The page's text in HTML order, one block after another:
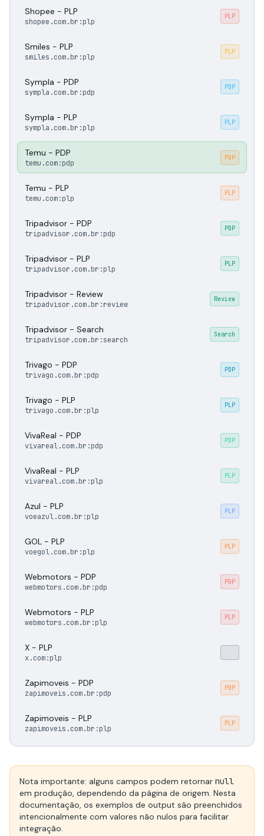
Shopee - PLP
shopee.com.br:plp
PLP
Smiles - PLP
smiles.com.br:plp
PLP
Sympla - PDP
sympla.com.br:pdp
PDP
Sympla - PLP
sympla.com.br:plp
PLP
Temu - PDP
temu.com:pdp
PDP
Temu - PLP
temu.com:plp
PLP
Tripadvisor - PDP
tripadvisor.com.br:pdp
PDP
Tripadvisor - PLP
tripadvisor.com.br:plp
PLP
Tripadvisor - Review
tripadvisor.com.br:review
Review
Tripadvisor - Search
tripadvisor.com.br:search
Search
Trivago - PDP
trivago.com.br:pdp
PDP
Trivago - PLP
trivago.com.br:plp
PLP
VivaReal - PDP
vivareal.com.br:pdp
PDP
VivaReal - PLP
vivareal.com.br:plp
PLP
Azul - PLP
voeazul.com.br:plp
PLP
GOL - PLP
voegol.com.br:plp
PLP
Webmotors - PDP
webmotors.com.br:pdp
PDP
Webmotors - PLP
webmotors.com.br:plp
PLP
X - PLP
x.com:plp
Zapimoveis - PDP
zapimoveis.com.br:pdp
PDP
Zapimoveis - PLP
zapimoveis.com.br:plp
PLP
Nota importante: alguns campos podem retornar null
em produção, dependendo da página de origem. Nesta
documentação, os exemplos de output são preenchidos
intencionalmente com valores não nulos para facilitar
integração.